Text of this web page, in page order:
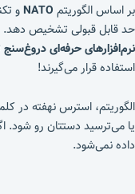
بر اساس الگوریتم NATO و
حد قابل قبولی تشخیص دهد.
نرم‌افزارهای حرفه‌ای
استفاده قرار می‌گیرند!
الگوریتم، استرس نهفته در
یا می‌ترسید دستتان رو
داده نمی‌شود.